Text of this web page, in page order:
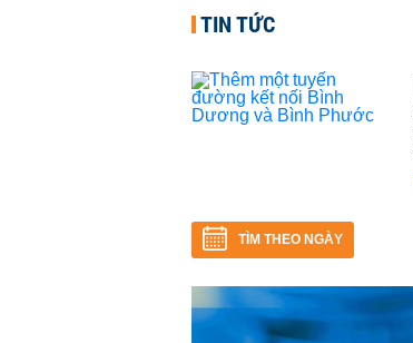
TIN TỨC
TÌM THEO NGÀY